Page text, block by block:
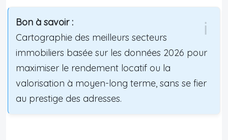
Bon à savoir :
Cartographie des meilleurs secteurs
immobiliers basée sur les données 2026 pour
maximiser le rendement locatif ou la
valorisation à moyen-long terme, sans se fier
au prestige des adresses.